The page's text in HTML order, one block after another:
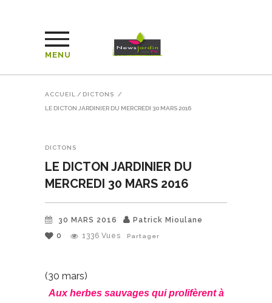
MENU
ACCUEIL / DICTONS /
LE DICTON JARDINIER DU MERCREDI 30 MARS 2016
DICTONS
LE DICTON JARDINIER DU
MERCREDI 30 MARS 2016
30 MARS 2016
Patrick Mioulane
0
1336 Vues Partager
(30 mars)
Aux herbes sauvages qui prolifèrent à